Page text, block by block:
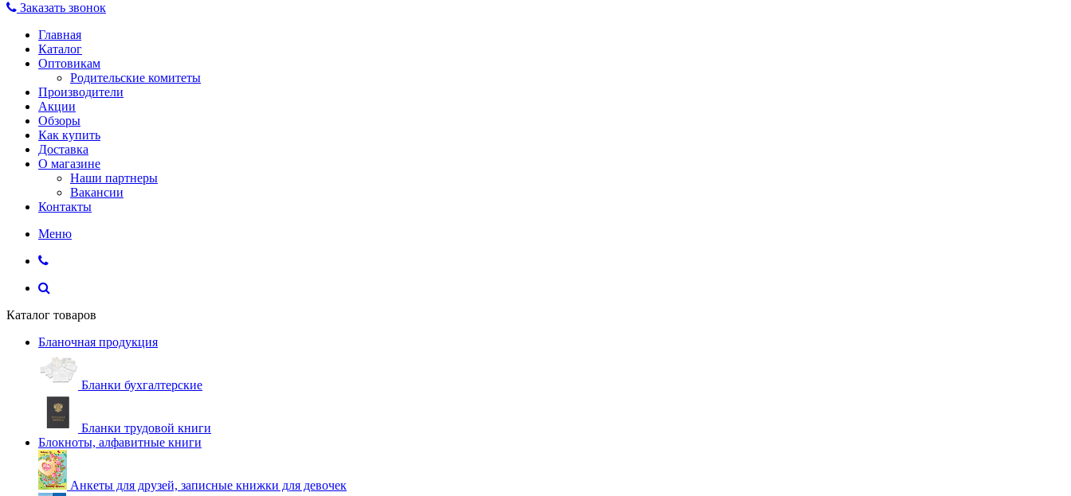
Заказать звонок
Главная
Каталог
Оптовикам
Родительские комитеты
Производители
Акции
Обзоры
Как купить
Доставка
О магазине
Наши партнеры
Вакансии
Контакты
Меню
Каталог товаров
Бланочная продукция
Бланки бухгалтерские
Бланки трудовой книги
Блокноты, алфавитные книги
Анкеты для друзей, записные книжки для девочек